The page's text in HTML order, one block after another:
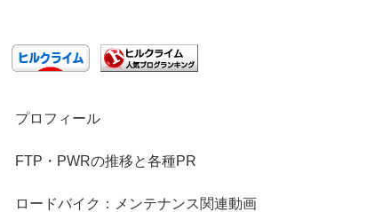
プロフィール
FTP・PWRの推移と各種PR
ロードバイク：メンテナンス関連動画